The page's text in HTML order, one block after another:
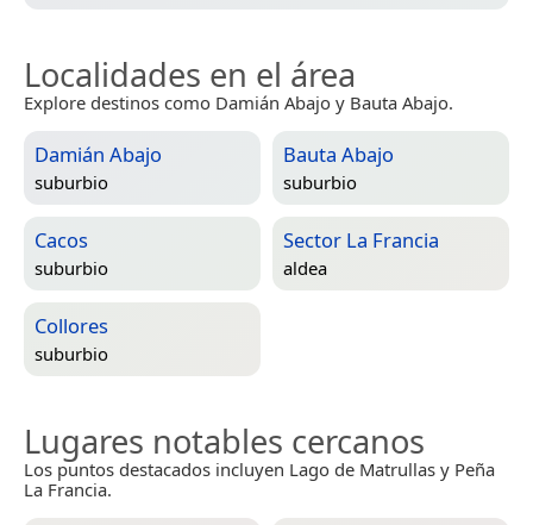
Localidades en el área
Explore destinos como Damián Abajo y Bauta Abajo.
Damián Abajo
suburbio
Bauta Abajo
suburbio
Cacos
suburbio
Sector La Francia
aldea
Collores
suburbio
Lugares notables cercanos
Los puntos destacados incluyen Lago de Matrullas y Peña
La Francia.